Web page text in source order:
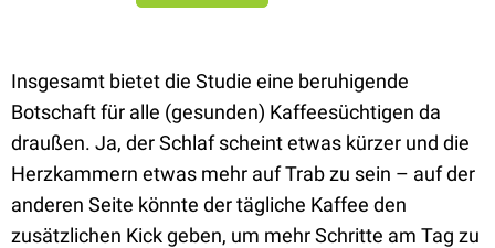
Insgesamt bietet die Studie eine beruhigende
Botschaft für alle (gesunden) Kaffeesüchtigen da
draußen. Ja, der Schlaf scheint etwas kürzer und die
Herzkammern etwas mehr auf Trab zu sein – auf der
anderen Seite könnte der tägliche Kaffee den
zusätzlichen Kick geben, um mehr Schritte am Tag zu